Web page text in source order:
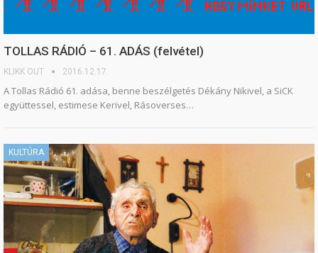
TOLLAS RÁDIÓ – 61. ADÁS (felvétel)
KLIKK OUT 2016.12.17.
A Tollas Rádió 61. adása, benne beszélgetés Dékány Nikivel, a SiCK
együttessel, estimese Kerivel, Rásoverses…
KULTÚRA